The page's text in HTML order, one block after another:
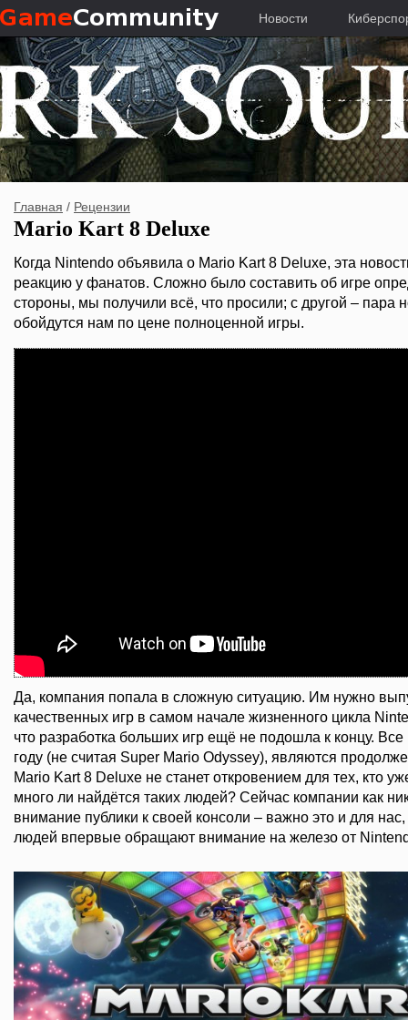
Новости
Главная / Рецензии
Mario Kart 8 Deluxe
Когда Nintendo объявила о Mario Kart 8 Deluxe, эта
реакцию у фанатов. Сложно было составить об игре
стороны, мы получили всё, что просили; с другой –
обойдутся нам по цене полноценной игры.
Да, компания попала в сложную ситуацию. Им нужно
качественных игр в самом начале жизненного цикла
что разработка больших игр ещё не подошла к концу.
году (не считая Super Mario Odyssey), являются
Mario Kart 8 Deluxe не станет откровением для тех, кто
много ли найдётся таких людей? Сейчас компании как
внимание публики к своей консоли – важно это и для
людей впервые обращают внимание на железо от